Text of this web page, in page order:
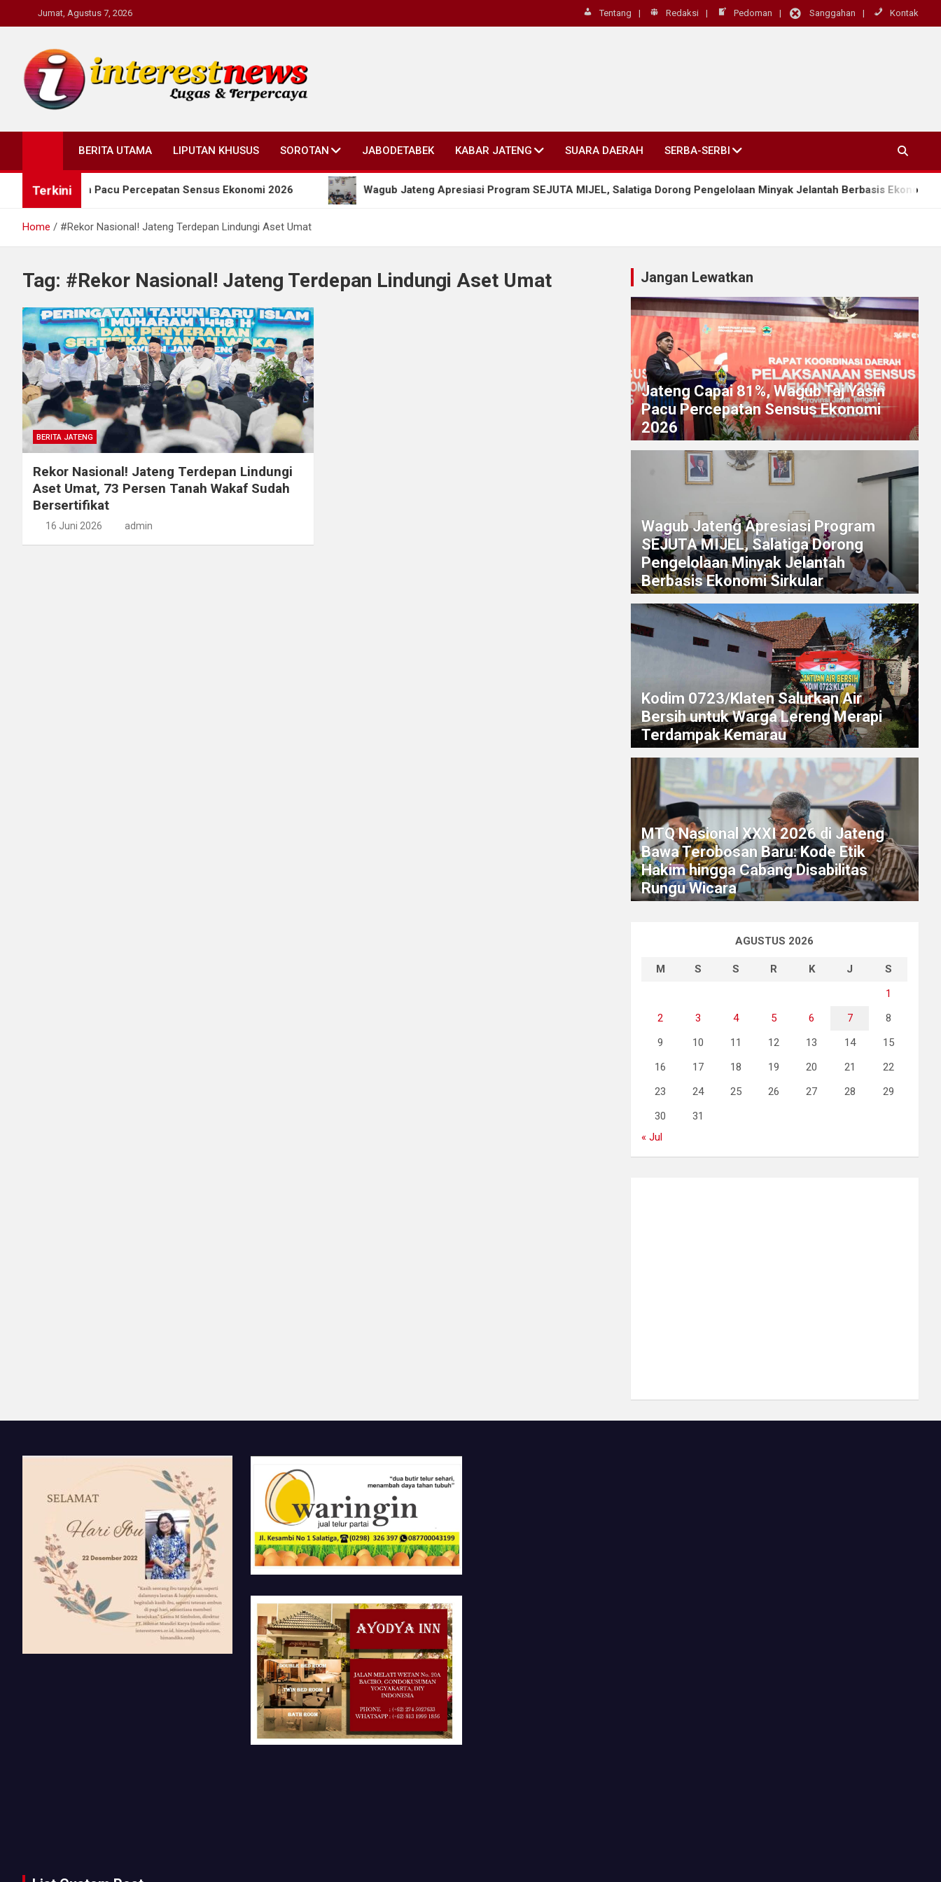
to
Jumat, Agustus 7, 2026 Tentang Redaksi Pedoman Sanggahan Kontak
Interestnews.or.id
BERITA UTAMA LIPUTAN KHUSUS SOROTAN JABODETABEK KABAR JATENG SUARA DAERAH SERBA-SERBI
Terkini
Taj Yasin Pacu Percepatan Sensus Ekonomi 2026 Wagub Jateng Apresiasi Program SEJUTA MIJEL, Salatiga Dorong Pengelolaan Minyak Jelantah Berbasis Ekonomi Sirkular
Home #Rekor Nasional! Jateng Terdepan Lindungi Aset Umat
Tag: #Rekor Nasional! Jateng Terdepan Lindungi Aset Umat
BERITA JATENG
Rekor Nasional! Jateng Terdepan Lindungi
Aset Umat, 73 Persen Tanah Wakaf Sudah
Bersertifikat
16 Juni 2026 admin
Jangan Lewatkan
Jateng Capai 81%, Wagub Taj Yasin
Pacu Percepatan Sensus Ekonomi
2026
Wagub Jateng Apresiasi Program
SEJUTA MIJEL, Salatiga Dorong
Pengelolaan Minyak Jelantah
Berbasis Ekonomi Sirkular
Kodim 0723/Klaten Salurkan Air
Bersih untuk Warga Lereng Merapi
Terdampak Kemarau
MTQ Nasional XXXI 2026 di Jateng
Bawa Terobosan Baru: Kode Etik
Hakim hingga Cabang Disabilitas
Rungu Wicara
AGUSTUS 2026
M S S R K J
S
1
2
3 4 5 6 7
8
9
10 11 12 13 14
15
16
17 18 19 20 21
22
23
24 25 26 27 28
29
30
31
« Jul